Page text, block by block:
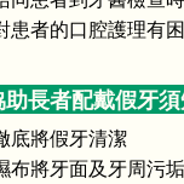
患者的口腔護理有
助長者配戴假牙
底將假牙清潔
布將牙面及牙周污